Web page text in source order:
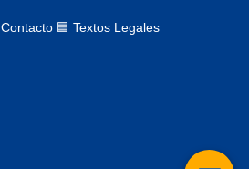
Contacto 🟦 Textos Legales